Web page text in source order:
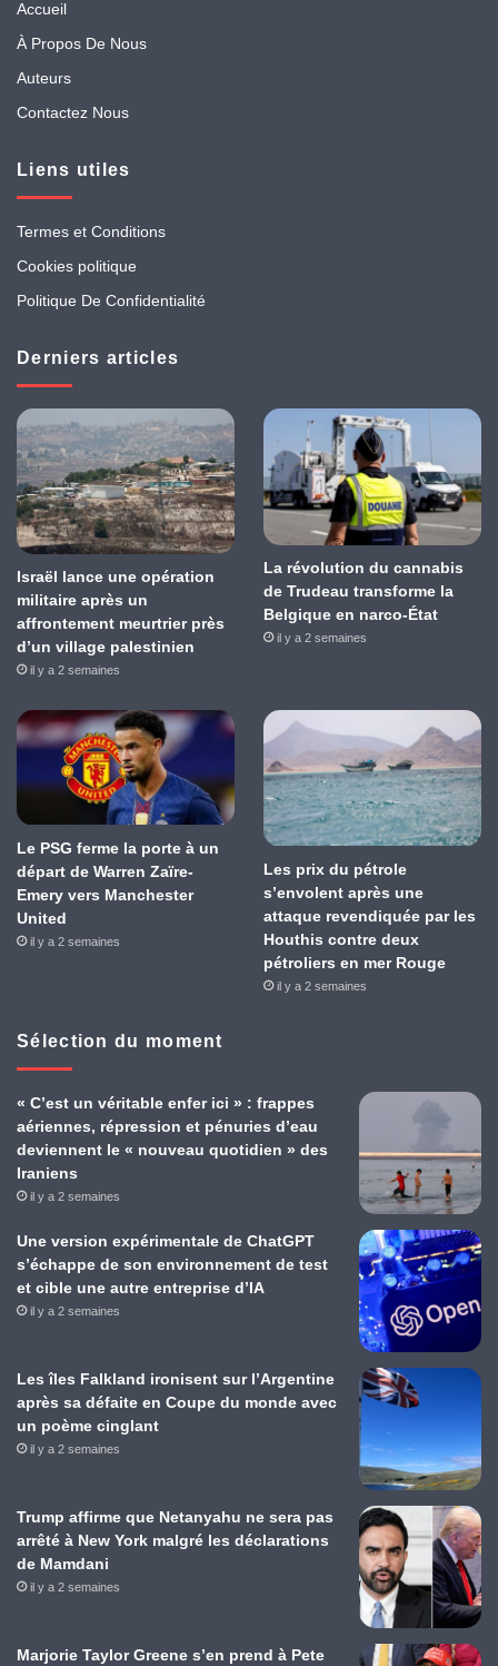
Accueil
À Propos De Nous
Auteurs
Contactez Nous
Liens utiles
Termes et Conditions
Cookies politique
Politique De Confidentialité
Derniers articles
Israël lance une opération
militaire après un
affrontement meurtrier près
d’un village palestinien
il y a 2 semaines
La révolution du cannabis
de Trudeau transforme la
Belgique en narco-État
il y a 2 semaines
Le PSG ferme la porte à un
départ de Warren Zaïre-
Emery vers Manchester
United
il y a 2 semaines
Les prix du pétrole
s’envolent après une
attaque revendiquée par les
Houthis contre deux
pétroliers en mer Rouge
il y a 2 semaines
Sélection du moment
« C’est un véritable enfer ici » : frappes
aériennes, répression et pénuries d’eau
deviennent le « nouveau quotidien » des
Iraniens
il y a 2 semaines
Une version expérimentale de ChatGPT
s’échappe de son environnement de test
et cible une autre entreprise d’IA
il y a 2 semaines
Les îles Falkland ironisent sur l’Argentine
après sa défaite en Coupe du monde avec
un poème cinglant
il y a 2 semaines
Trump affirme que Netanyahu ne sera pas
arrêté à New York malgré les déclarations
de Mamdani
il y a 2 semaines
Marjorie Taylor Greene s’en prend à Pete